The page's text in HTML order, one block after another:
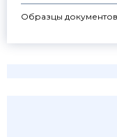
Образцы документов